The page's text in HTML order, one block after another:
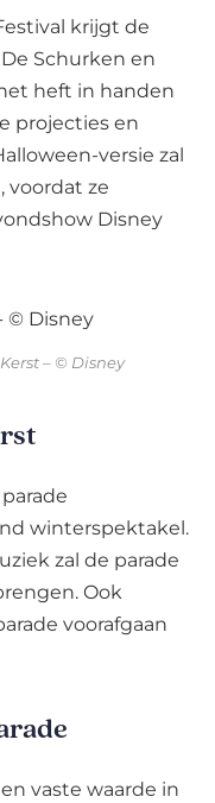
krijgt de
Schurken en
heft in handen
projecties en
versie zal
voordat ze
Disney
– © Disney
winterspektakel.
zal de parade
Ook
voorafgaan
vaste waarde in